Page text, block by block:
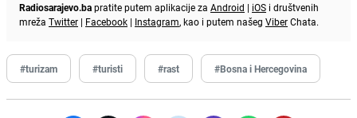
Radiosarajevo.bapratite putem aplikacije za Android | iOS i društvenih
mreža Twitter | Facebook | Instagram, kao i putem našeg ViberChata.
#turizam #turisti #rast #Bosna i Hercegovina